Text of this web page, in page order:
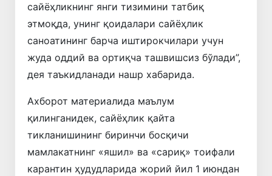
сайёҳликнинг янги тизимини татбиқ
этмоқда, унинг қоидалари сайёҳлик
саноатининг барча иштирокчилари учун
жуда оддий ва ортиқча ташвишсиз бўлади”,
дея таъкидланади нашр хабарида.
Ахборот материалида маълум
қилинганидек, сайёҳлик қайта
тикланишининг биринчи босқичи
мамлакатнинг «яшил» ва «сариқ» тоифали
карантин ҳудудларида жорий йил 1 июндан